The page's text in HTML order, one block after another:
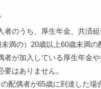
のうち、厚生年金、共済
未満の）20歳以上60歳未満の
が加入している厚生年金や
はありません。
配偶者が65歳に到達した場